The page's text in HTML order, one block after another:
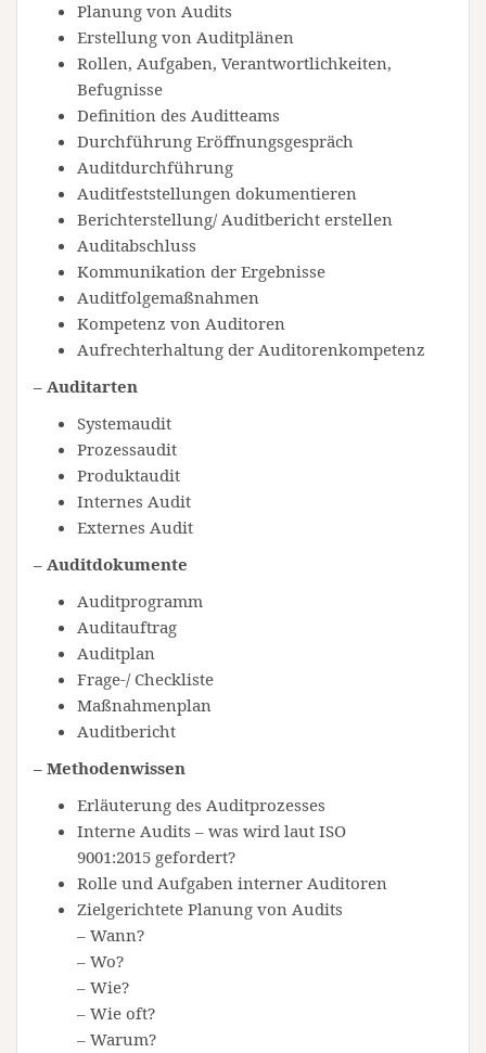
Planung von Audits
Erstellung von Auditplänen
Rollen, Aufgaben, Verantwortlichkeiten,
Befugnisse
Definition des Auditteams
Durchführung Eröffnungsgespräch
Auditdurchführung
Auditfeststellungen dokumentieren
Berichterstellung/ Auditbericht erstellen
Auditabschluss
Kommunikation der Ergebnisse
Auditfolgemaßnahmen
Kompetenz von Auditoren
Aufrechterhaltung der Auditorenkompetenz
– Auditarten
Systemaudit
Prozessaudit
Produktaudit
Internes Audit
Externes Audit
– Auditdokumente
Auditprogramm
Auditauftrag
Auditplan
Frage-/ Checkliste
Maßnahmenplan
Auditbericht
– Methodenwissen
Erläuterung des Auditprozesses
Interne Audits – was wird laut ISO
9001:2015 gefordert?
Rolle und Aufgaben interner Auditoren
Zielgerichtete Planung von Audits
– Wann?
– Wo?
– Wie?
– Wie oft?
– Warum?